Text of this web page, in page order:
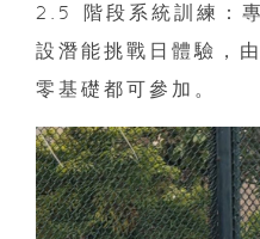
2.5 階段系統訓練：
設潛能挑戰日體驗，
零基礎都可參加。